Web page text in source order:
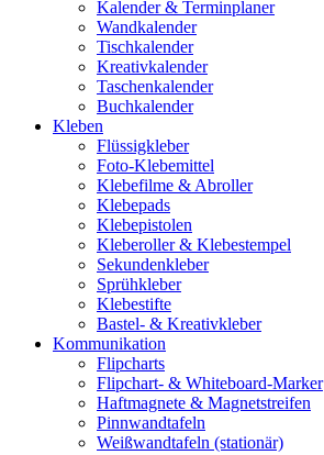
Kalender & Terminplaner
Wandkalender
Tischkalender
Kreativkalender
Taschenkalender
Buchkalender
Kleben
Flüssigkleber
Foto-Klebemittel
Klebefilme & Abroller
Klebepads
Klebepistolen
Kleberoller & Klebestempel
Sekundenkleber
Sprühkleber
Klebestifte
Bastel- & Kreativkleber
Kommunikation
Flipcharts
Flipchart- & Whiteboard-Marker
Haftmagnete & Magnetstreifen
Pinnwandtafeln
Weißwandtafeln (stationär)